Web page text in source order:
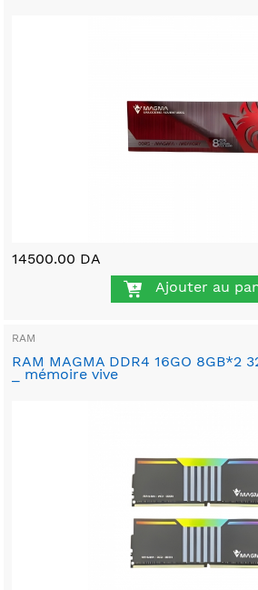
14500.00 DA
Ajouter au
RAM
RAM MAGMA DDR4 16GO 8GB*2
_ mémoire vive